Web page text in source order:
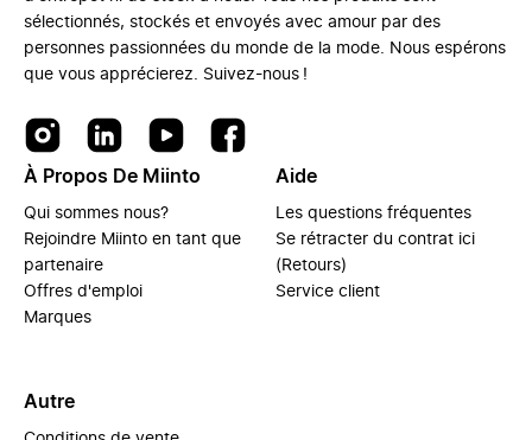
sélectionnés, stockés et envoyés avec amour par des
personnes passionnées du monde de la mode. Nous espérons
que vous apprécierez. Suivez-nous !
À Propos De Miinto
Qui sommes nous?
Rejoindre Miinto en tant que
partenaire
Offres d'emploi
Marques
Aide
Les questions fréquentes
Se rétracter du contrat ici
(Retours)
Service client
Autre